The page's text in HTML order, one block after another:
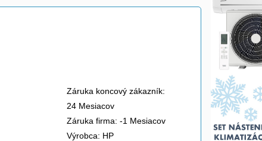
Záruka koncový zákazník:
24 Mesiacov
Záruka firma: -1 Mesiacov
Výrobca: HP